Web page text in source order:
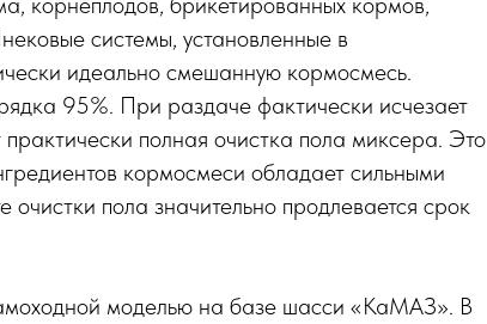
системы, установленные в
идеально смешанную кормосмесь.
95%. При раздаче фактически исчезает
полная очистка пола миксера. Это
кормосмеси обладает сильными
пола значительно продлевается срок
моделью на базе шасси «КаМАЗ». В